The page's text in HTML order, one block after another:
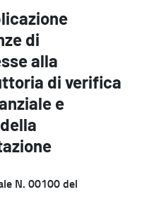
di
alla
di verifica
e
N. 00100 del